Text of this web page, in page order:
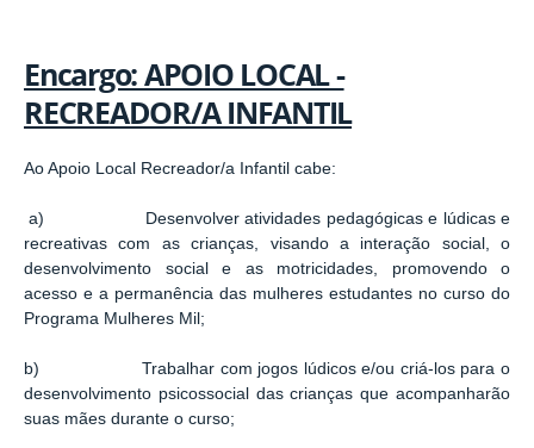
Encargo: APOIO LOCAL -
RECREADOR/A INFANTIL
Ao Apoio Local Recreador/a Infantil cabe:
a) Desenvolver atividades pedagógicas e lúdicas e
recreativas com as crianças, visando a interação social, o
desenvolvimento social e as motricidades, promovendo o
acesso e a permanência das mulheres estudantes no curso do
Programa Mulheres Mil;
b) Trabalhar com jogos lúdicos e/ou criá-los para o
desenvolvimento psicossocial das crianças que acompanharão
suas mães durante o curso;